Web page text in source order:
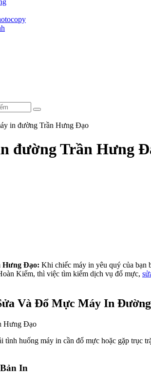
in đường Trần Hưng Đạo
đường Trần Hưng
Hưng Đạo: Khi chiếc máy in yêu quý của bạn
Kiếm, thì việc tìm kiếm dịch vụ đổ mực,
Và Đổ Mực Máy In
tình huống máy in cần đổ mực hoặc gặp
In